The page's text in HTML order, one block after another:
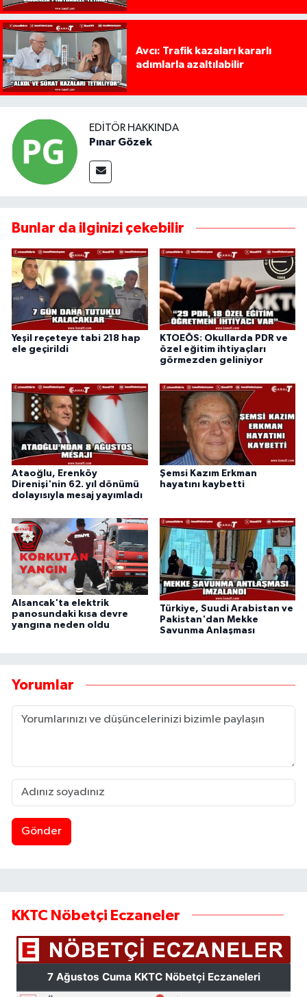
Avcı: Trafik kazaları kararlı
adımlarla azaltılabilir
EDITÖR HAKKINDA
Pınar Gözek
Bunlar da ilginizi çekebilir
Yeşil reçeteye tabi 218 hap
ele geçirildi
KTOEÖS: Okullarda PDR ve
özel eğitim ihtiyaçları
görmezden geliniyor
Ataoğlu, Erenköy
Direnişi'nin 62. yıl dönümü
dolayısıyla mesaj yayımladı
Şemsi Kazım Erkman
hayatını kaybetti
Alsancak'ta elektrik
panosundaki kısa devre
yangına neden oldu
Türkiye, Suudi Arabistan ve
Pakistan'dan Mekke
Savunma Anlaşması
Yorumlar
Gönder
KKTC Nöbetçi Eczaneler